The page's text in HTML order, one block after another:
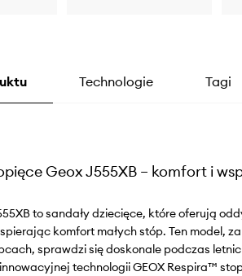
Technologie Tagi
Geox J555XB – komfort i
to sandały dziecięce, które oferują
komfort małych stóp. Ten model,
sprawdzi się doskonale podczas
technologii GEOX Respira™